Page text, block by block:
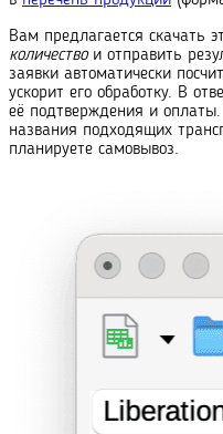
Вам предлагается скачать
количествои отправить
заявки автоматически
ускорит его обработку. В
её подтверждения и
названия подходящих транс
планируете самовывоз.